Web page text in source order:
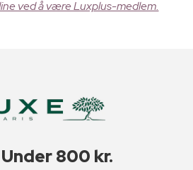
ved å være Luxplus-medlem.
800 kr.